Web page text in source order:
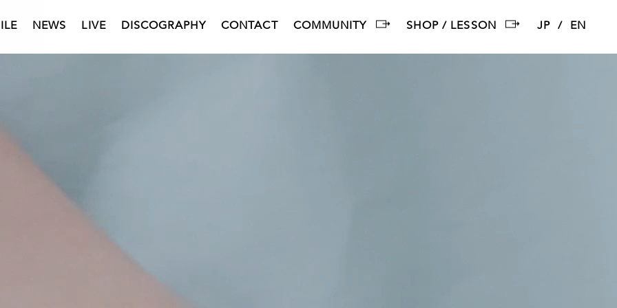
NEWS LIVE DISCOGRAPHY CONTACT COMMUNITY SHOP / LESSON JP EN